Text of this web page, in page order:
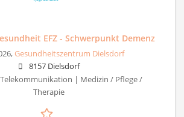
EFZ - Schwerpunkt Demenz
Gesundheitszentrum Dielsdorf
8157 Dielsdorf
| Medizin / Pflege /
Therapie